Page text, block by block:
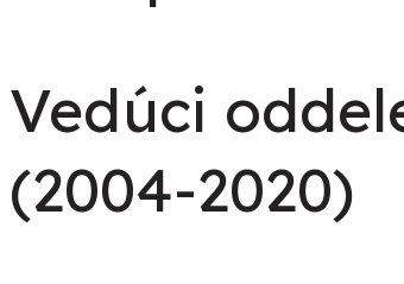
Vedúci
(2004-2020)